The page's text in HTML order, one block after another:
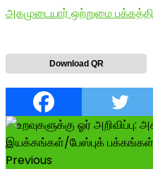
அகமுடையார் ஒற்றுமை
Download QR
Previous